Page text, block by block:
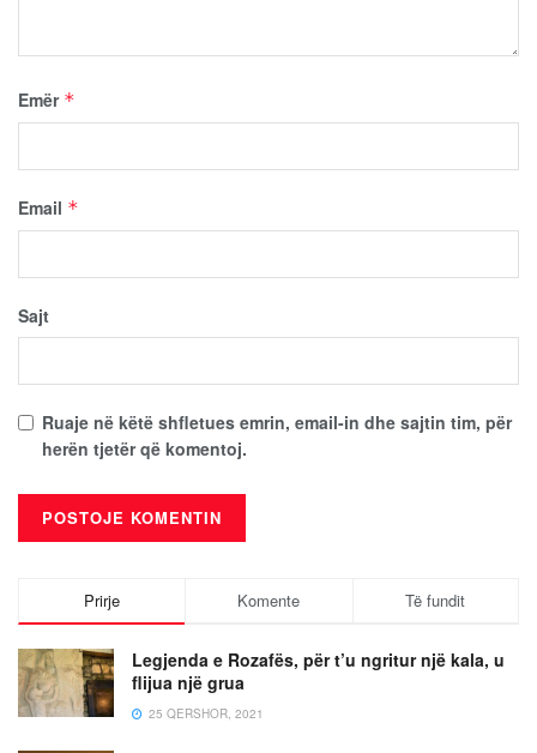
Emër *
Email *
Sajt
Ruaje në këtë shfletues emrin, email-in dhe sajtin tim, për
herën tjetër që komentoj.
Prirje Komente Të fundit
Legjenda e Rozafës, për t’u ngritur një kala, u
flijua një grua
25 QERSHOR, 2021